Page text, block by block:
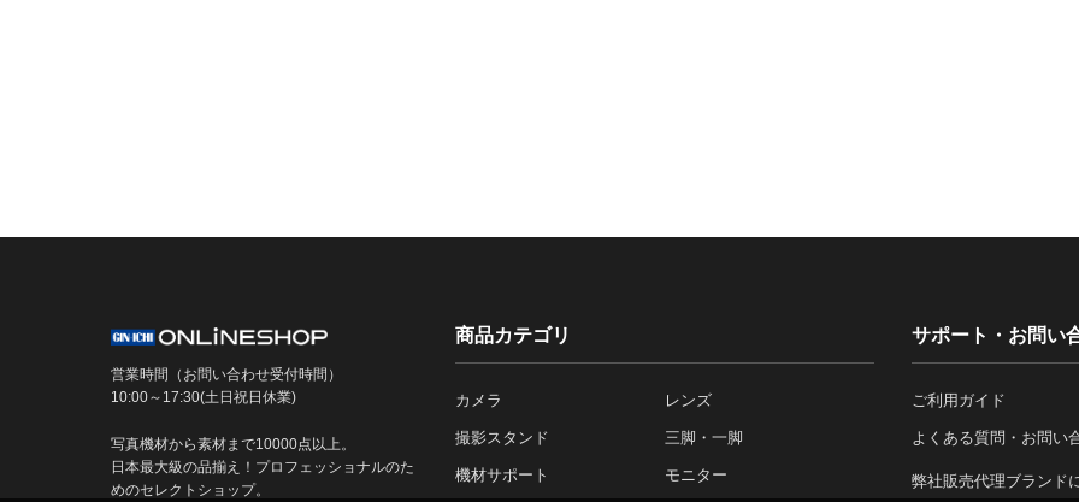
営業時間（お問い合わせ受付時間）
10:00～17:30(土日祝日休業)
写真機材から素材まで10000点以上。
日本最大級の品揃え！プロフェッショナルのた
めのセレクトショップ。
商品カテゴリ
カメラ レンズ
撮影スタンド 三脚・一脚
機材サポート モニター
サポート・お問い
ご利用ガイド
よくある質問・お問い
弊社販売代理ブランド